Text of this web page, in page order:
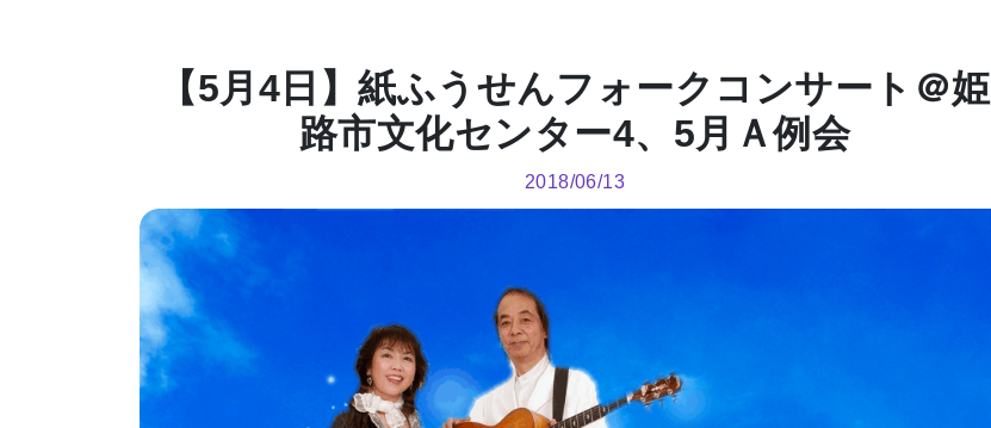
【5月4日】紙ふうせんフォークコンサート＠姫
路市文化センター4、5月Ａ例会
2018/06/13